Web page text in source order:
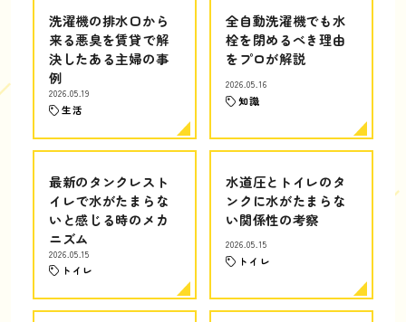
洗濯機の排水口から
来る悪臭を賃貸で解
決したある主婦の事
例
2026.05.19
生活
全自動洗濯機でも水
栓を閉めるべき理由
をプロが解説
2026.05.16
知識
最新のタンクレスト
イレで水がたまらな
いと感じる時のメカ
ニズム
2026.05.15
トイレ
水道圧とトイレのタ
ンクに水がたまらな
い関係性の考察
2026.05.15
トイレ